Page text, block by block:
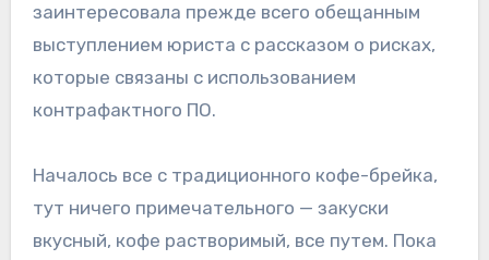
заинтересовала прежде всего обещанным
выступлением юриста с рассказом о рисках,
которые связаны с использованием
контрафактного ПО.
Началось все с традиционного кофе-брейка,
тут ничего примечательного — закуски
вкусный, кофе растворимый, все путем. Пока